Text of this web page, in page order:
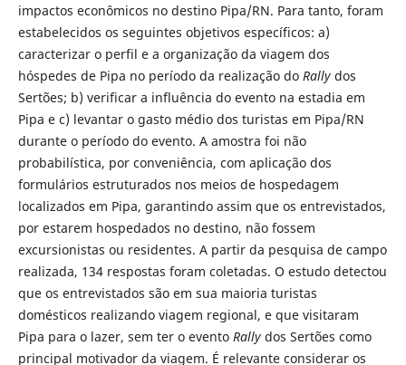
impactos econômicos no destino Pipa/RN. Para tanto, foram
estabelecidos os seguintes objetivos específicos: a)
caracterizar o perfil e a organização da viagem dos
hóspedes de Pipa no período da realização do Rallydos
Sertões; b) verificar a influência do evento na estadia em
Pipa e c) levantar o gasto médio dos turistas em Pipa/RN
durante o período do evento. A amostra foi não
probabilística, por conveniência, com aplicação dos
formulários estruturados nos meios de hospedagem
localizados em Pipa, garantindo assim que os entrevistados,
por estarem hospedados no destino, não fossem
excursionistas ou residentes. A partir da pesquisa de campo
realizada, 134 respostas foram coletadas. O estudo detectou
que os entrevistados são em sua maioria turistas
domésticos realizando viagem regional, e que visitaram
Pipa para o lazer, sem ter o evento Rallydos Sertões como
principal motivador da viagem. É relevante considerar os